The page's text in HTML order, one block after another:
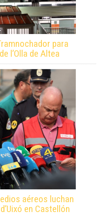
para
l’Olla de Altea
aéreos luchan
en Castellón